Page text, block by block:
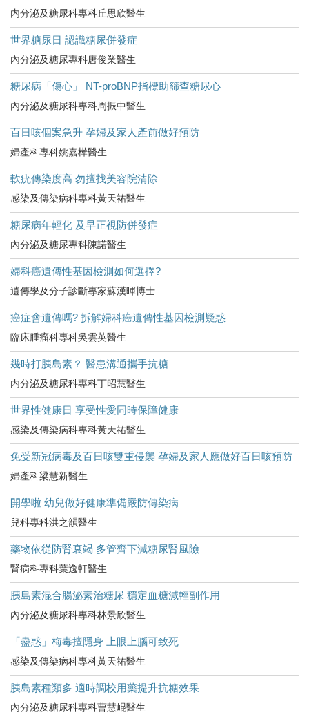
内分泌及糖尿科專科丘思欣醫生
世界糖尿日 認識糖尿併發症
內分泌及糖尿專科唐俊業醫生
糖尿病「傷心」 NT-proBNP指標助篩查糖尿心
內分泌及糖尿科專科周振中醫生
百日咳個案急升 孕婦及家人產前做好預防
婦產科專科姚嘉樺醫生
軟疣傳染度高 勿擅找美容院清除
感染及傳染病科專科黃天祐醫生
糖尿病年輕化 及早正視防併發症
內分泌及糖尿專科陳諾醫生
婦科癌遺傳性基因檢測如何選擇?
遺傳學及分子診斷專家蘇漢暉博士
癌症會遺傳嗎? 拆解婦科癌遺傳性基因檢測疑惑
臨床腫瘤科專科吳雲英醫生
幾時打胰島素？ 醫患溝通攜手抗糖
内分泌及糖尿科專科丁昭慧醫生
世界性健康日 享受性愛同時保障健康
感染及傳染病科專科黃天祐醫生
免受新冠病毒及百日咳雙重侵襲 孕婦及家人應做好百日咳預防
婦產科梁慧新醫生
開學啦 幼兒做好健康準備嚴防傳染病
兒科專科洪之韻醫生
藥物依從防腎衰竭 多管齊下減糖尿腎風險
腎病科專科葉逸軒醫生
胰島素混合腸泌素治糖尿 穩定血糖減輕副作用
內分泌及糖尿科專科林景欣醫生
「蠱惑」梅毒擅隱身 上眼上腦可致死
感染及傳染病科專科黃天祐醫生
胰島素種類多 適時調校用藥提升抗糖效果
內分泌及糖尿科專科曹慧崐醫生